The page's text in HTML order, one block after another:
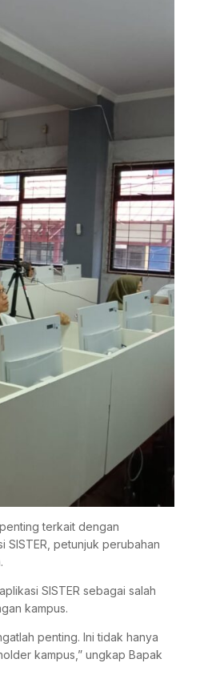
terkait dengan
SISTER, petunjuk perubahan
SISTER sebagai salah
kampus.
penting. Ini tidak hanya
kampus,” ungkap Bapak